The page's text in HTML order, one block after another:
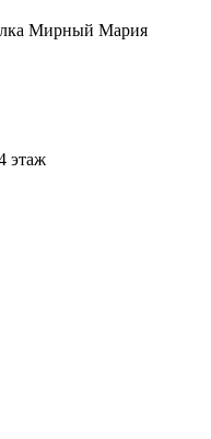
Мирный Мария
этаж